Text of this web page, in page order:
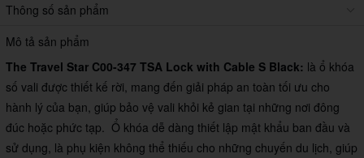
Thông số sản phẩm
Mô tả sản phẩm
The Travel Star C00-347 TSA Lock with Cable S Black: là ổ khóa
số vali được thiết kế rời, mang đến giải pháp an toàn tối ưu cho
hành lý của bạn, giúp bảo vệ vali khỏi kẻ gian tại những nơi đông
đúc hoặc phức tạp. Ổ khóa dễ dàng thiết lập mật khẩu ban đầu và
sử dụng, là phụ kiện không thể thiếu cho những chuyến du lịch, giúp